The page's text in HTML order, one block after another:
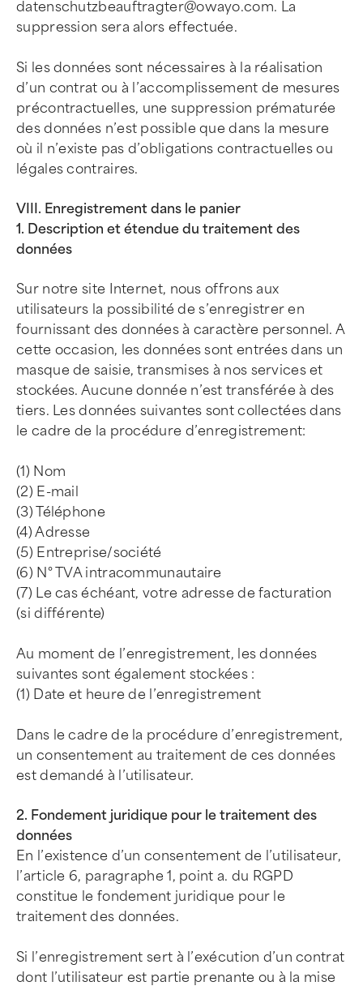
datenschutzbeauftragter@owayo.com. La
suppression sera alors effectuée.
Si les données sont nécessaires à la réalisation
d’un contrat ou à l’accomplissement de mesures
précontractuelles, une suppression prématurée
des données n’est possible que dans la mesure
où il n’existe pas d’obligations contractuelles ou
légales contraires.
VIII. Enregistrement dans le panier
1. Description et étendue du traitement des
données
Sur notre site Internet, nous offrons aux
utilisateurs la possibilité de s’enregistrer en
fournissant des données à caractère personnel. A
cette occasion, les données sont entrées dans un
masque de saisie, transmises à nos services et
stockées. Aucune donnée n’est transférée à des
tiers. Les données suivantes sont collectées dans
le cadre de la procédure d’enregistrement:
(1) Nom
(2) E-mail
(3) Téléphone
(4) Adresse
(5) Entreprise/société
(6) N° TVA intracommunautaire
(7) Le cas échéant, votre adresse de facturation
(si différente)
Au moment de l’enregistrement, les données
suivantes sont également stockées :
(1) Date et heure de l’enregistrement
Dans le cadre de la procédure d’enregistrement,
un consentement au traitement de ces données
est demandé à l’utilisateur.
2. Fondement juridique pour le traitement des
données
En l’existence d’un consentement de l’utilisateur,
l’article 6, paragraphe 1, point a. du RGPD
constitue le fondement juridique pour le
traitement des données.
Si l’enregistrement sert à l’exécution d’un contrat
dont l’utilisateur est partie prenante ou à la mise